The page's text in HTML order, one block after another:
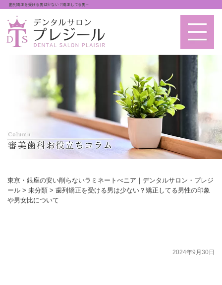
歯列矯正を受ける男は少ない？矯正してる男…
東京・銀座の安い削らないラミネートべニア｜デンタルサロン・プレジ
ール> 未分類> 歯列矯正を受ける男は少ない？矯正してる男性の印象
や男女比について
2024年9月30日